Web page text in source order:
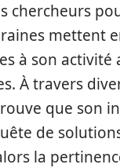
chercheurs
mettent
à son
À travers
que son
de
la